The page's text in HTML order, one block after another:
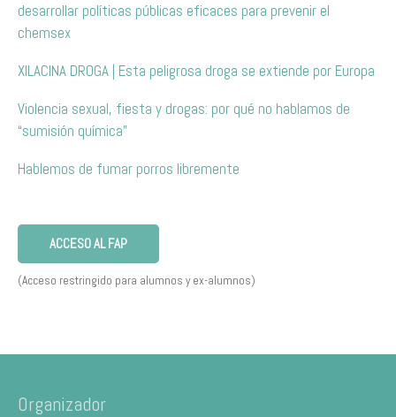
desarrollar políticas públicas eficaces para prevenir el
chemsex
XILACINA DROGA | Esta peligrosa droga se extiende por Europa
Violencia sexual, fiesta y drogas: por qué no hablamos de
“sumisión química”
Hablemos de fumar porros libremente
ACCESO AL FAP
(Acceso restringido para alumnos y ex-alumnos)
Organizador